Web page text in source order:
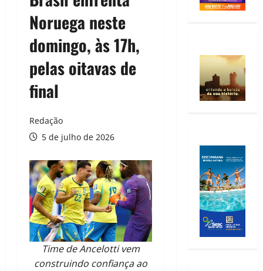
Noruega neste
domingo, às 17h,
pelas oitavas de
final
Redação
5 de julho de 2026
Time de Ancelotti vem
construindo confiança ao